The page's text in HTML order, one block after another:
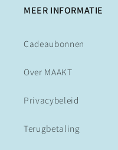
MEER INFORMATIE
Cadeaubonnen
Over MAAKT
Privacybeleid
Terugbetaling